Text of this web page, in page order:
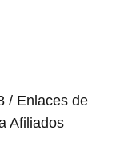
/ Enlaces de
Afiliados